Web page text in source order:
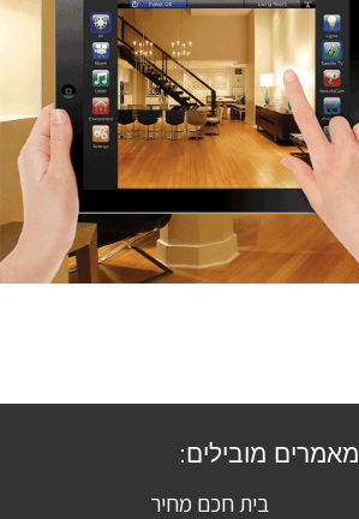
מאמרים מובילים:
בית חכם מחיר